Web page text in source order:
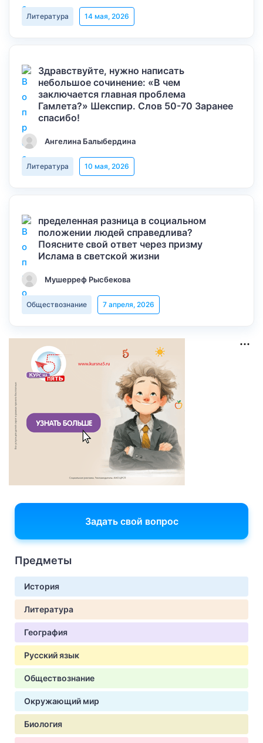
Литература 14 мая, 2026
Здравствуйте, нужно написать
небольшое сочинение: «В чем
заключается главная проблема
Гамлета?» Шекспир. Слов 50-70 Заранее
спасибо!
Ангелина Балыбердина
Литература 10 мая, 2026
пределенная разница в социальном
положении людей справедлива?
Поясните свой ответ через призму
Ислама в светской жизни
Мушерреф Рысбекова
Обществознание 7 апреля, 2026
Задать свой вопрос
Предметы
История
Литература
География
Русский язык
Обществознание
Окружающий мир
Биология